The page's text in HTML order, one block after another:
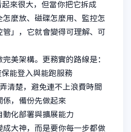
來很大，但當你把它拆成
怎麼放、磁碟怎麼用、監控怎
管」，它就會變得可理解、可
美架構。更務實的路線是：
能登入與能跑服務
清楚，避免連不上浪費時間
係，備份先做起來
動化部署與擴展能力
成大神，而是要你每一步都做